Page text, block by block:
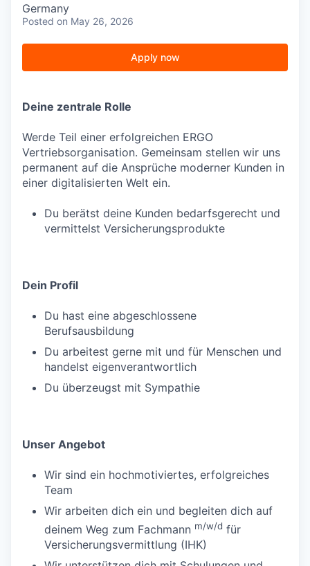
Germany
Posted on May 26, 2026
Apply now
Deine zentrale Rolle
Werde Teil einer erfolgreichen ERGO
Vertriebsorganisation. Gemeinsam stellen wir uns
permanent auf die Ansprüche moderner Kunden in
einer digitalisierten Welt ein.
Du berätst deine Kunden bedarfsgerecht und
vermittelst Versicherungsprodukte
Dein Profil
Du hast eine abgeschlossene
Berufsausbildung
Du arbeitest gerne mit und für Menschen und
handelst eigenverantwortlich
Du überzeugst mit Sympathie
Unser Angebot
Wir sind ein hochmotiviertes, erfolgreiches
Team
Wir arbeiten dich ein und begleiten dich auf
deinem Weg zum Fachmann m/w/d für
Versicherungsvermittlung (IHK)